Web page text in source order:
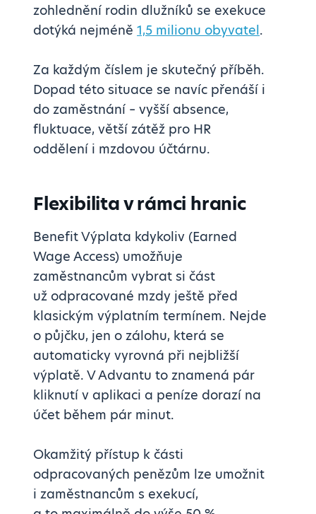
zohlednění rodin dlužníků se exekuce
dotýká nejméně1,5 milionu obyvatel.
Za každým číslem je skutečný příběh.
Dopad této situace se navíc přenáší i
do zaměstnání – vyšší absence,
fluktuace, větší zátěž pro HR
oddělení i mzdovou účtárnu.
Flexibilita v rámci hranic
Benefit Výplata kdykoliv (Earned
Wage Access) umožňuje
zaměstnancům vybrat si část
už odpracované mzdy ještě před
klasickým výplatním termínem. Nejde
o půjčku, jen o zálohu, která se
automaticky vyrovná při nejbližší
výplatě. V Advantu to znamená pár
kliknutí v aplikaci a peníze dorazí na
účet během pár minut.
Okamžitý přístup k části
odpracovaných penězům lze umožnit
i zaměstnancům s exekucí,